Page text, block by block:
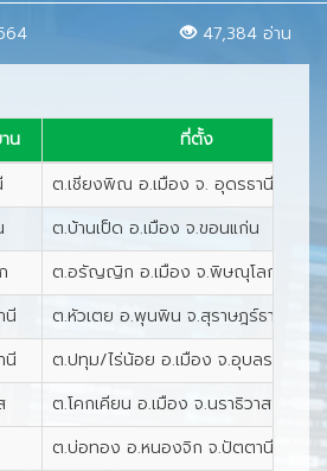
47,384 อ่าน
น
ที่ตั้ง
ต.เชียงพิณ อ.เมือง จ. อุดรธานี
ต.บ้านเป็ด อ.เมือง จ.ขอนแก่น
ต.อรัญญิก อ.เมือง จ.พิษณุโลก
นี
ต.หัวเตย อ.พุนพิน จ.สุราษฎร์ธานี
นี
ต.ปทุม/ไร่น้อย อ.เมือง จ.อุบลราชธานี
ต.โคกเคียน อ.เมือง จ.นราธิวาส
ต.บ่อทอง อ.หนองจิก จ.ปัตตานี